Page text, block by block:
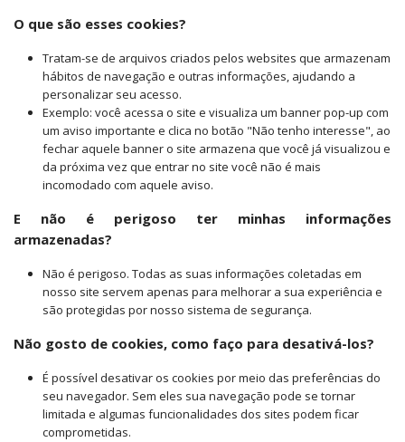
O que são esses cookies?
Tratam-se de arquivos criados pelos websites que armazenam
hábitos de navegação e outras informações, ajudando a
personalizar seu acesso.
Exemplo: você acessa o site e visualiza um banner pop-up com
um aviso importante e clica no botão "Não tenho interesse", ao
fechar aquele banner o site armazena que você já visualizou e
da próxima vez que entrar no site você não é mais
incomodado com aquele aviso.
E não é perigoso ter minhas informações
armazenadas?
Não é perigoso. Todas as suas informações coletadas em
nosso site servem apenas para melhorar a sua experiência e
são protegidas por nosso sistema de segurança.
Não gosto de cookies, como faço para desativá-los?
É possível desativar os cookies por meio das preferências do
seu navegador. Sem eles sua navegação pode se tornar
limitada e algumas funcionalidades dos sites podem ficar
comprometidas.